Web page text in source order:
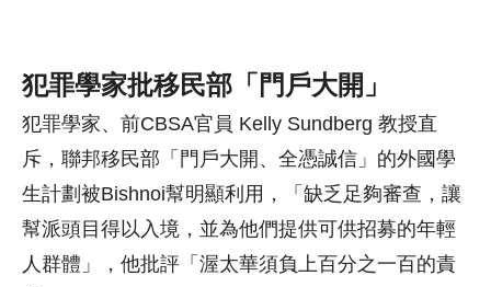
犯罪學家批移民部「門戶大開」
犯罪學家、前CBSA官員 Kelly Sundberg 教授直
斥，聯邦移民部「門戶大開、全憑誠信」的外國學
生計劃被Bishnoi幫明顯利用，「缺乏足夠審查，讓
幫派頭目得以入境，並為他們提供可供招募的年輕
人群體」，他批評「渥太華須負上百分之一百的責